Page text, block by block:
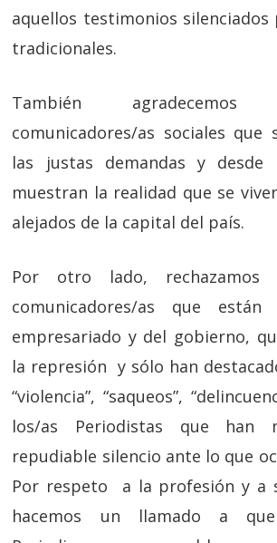
aquellos testimonios silenciados
tradicionales.
También
comunicadores/as sociales que
las justas demandas y desde
muestran la realidad que se
alejados de la capital del país.
Por otro lado, rechazamos
comunicadores/as que
empresariado y del gobierno,
la represión y sólo han
“violencia”, “saqueos”,
los/as Periodistas que han
repudiable silencio ante lo que
Por respeto a la profesión y a
hacemos un llamado a